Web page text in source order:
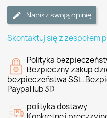
Napisz swoją opinię
Skontaktuj się z zespołem
Polityka
Bezpieczny zakup
bezpieczeństwa SSL.
Paypal lub 3D
polityka dostawy